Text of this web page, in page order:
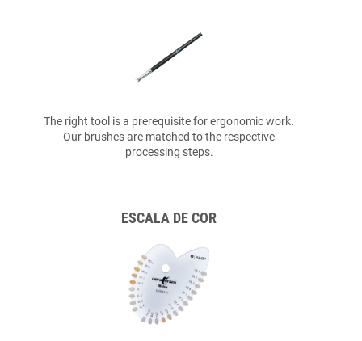
The right tool is a prerequisite for ergonomic work.
Our brushes are matched to the respective
processing steps.
ESCALA DE COR